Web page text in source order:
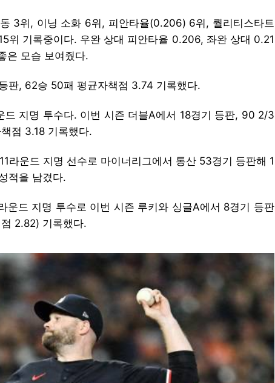
3위, 이닝 소화 6위, 피안타율(0.206) 6위, 퀄리티스타트
위 기록중이다. 우완 상대 피안타율 0.206, 좌완 상대 0.21
은 모습 보여줬다.
판, 62승 50패 평균자책점 3.74 기록했다.
드 지명 투수다. 이번 시즌 더블A에서 18경기 등판, 90 2/3
점 3.18 기록했다.
라운드 지명 선수로 마이너리그에서 통산 53경기 등판해 1
적을 남겼다.
운드 지명 투수로 이번 시즌 루키와 싱글A에서 8경기 등판
2.82) 기록했다.